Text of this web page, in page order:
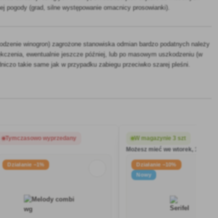
pogody (grad, silne występowanie omacnicy prosowianki).
winogron) zagrożone stanowiska odmian bardzo podatnych należy
ewentualnie jeszcze później, lub po masowym uszkodzeniu (w
takie same jak w przypadku zabiegu przeciwko szarej pleśni.
Tymczasowo wyprzedany
Działanie −1%
W magazynie 3 szt
Możesz mieć we wtorek, 11.08.
Działanie −10%
Nowy